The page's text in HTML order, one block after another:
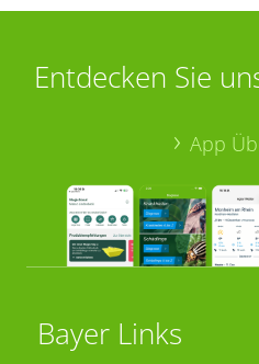
Entdecken Sie
App
Bayer Links